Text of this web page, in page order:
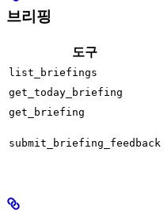
브리핑
도구
list_briefings
get_today_briefing
get_briefing
submit_briefing_feedback